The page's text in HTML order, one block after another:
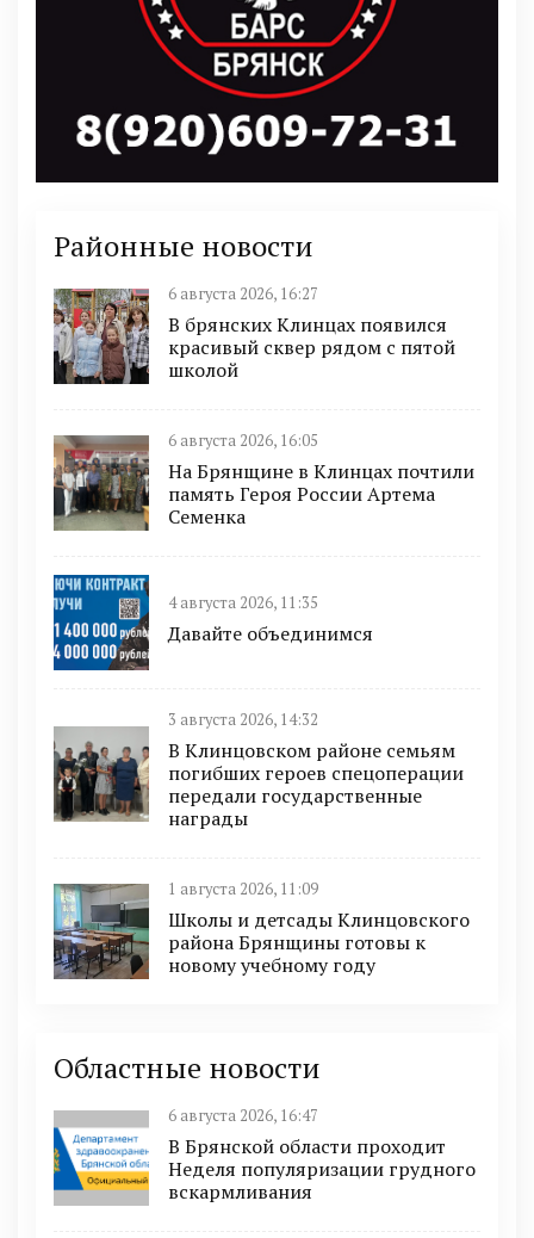
Районные новости
6 августа 2026, 16:27
В брянских Клинцах появился
красивый сквер рядом с пятой
школой
6 августа 2026, 16:05
На Брянщине в Клинцах почтили
память Героя России Артема
Семенка
4 августа 2026, 11:35
Давайте объединимся
3 августа 2026, 14:32
В Клинцовском районе семьям
погибших героев спецоперации
передали государственные
награды
1 августа 2026, 11:09
Школы и детсады Клинцовского
района Брянщины готовы к
новому учебному году
Областные новости
6 августа 2026, 16:47
В Брянской области проходит
Неделя популяризации грудного
вскармливания